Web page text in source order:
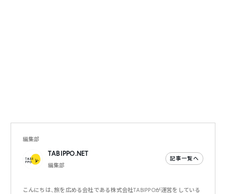
編集部
TABIPPO.NET
編集部
記事一覧へ
こんにちは、旅を広める会社である株式会社TABIPPOが運営をしている